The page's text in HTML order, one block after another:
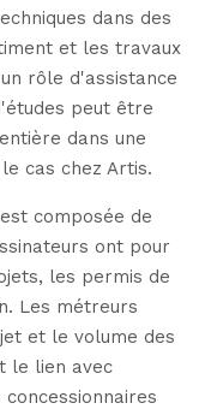
dans des
et les travaux
rôle d'assistance
peut être
dans une
cas chez Artis.
composée de
ont pour
les permis de
Les métreurs
et le volume des
le lien avec